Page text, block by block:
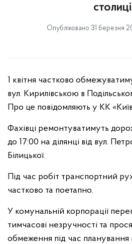
столиці
Опубліковано 31 березня
1 квітня частково
вул. Кирилівською в
Про це повідомляють у КК
Фахівці ремонтуватимуть
до 17:00 на ділянці від вул.
Білицької.
Під час робіт транспортний
частково та поетапно.
У комунальній корпорації
тимчасові незручності та
обмеження під час